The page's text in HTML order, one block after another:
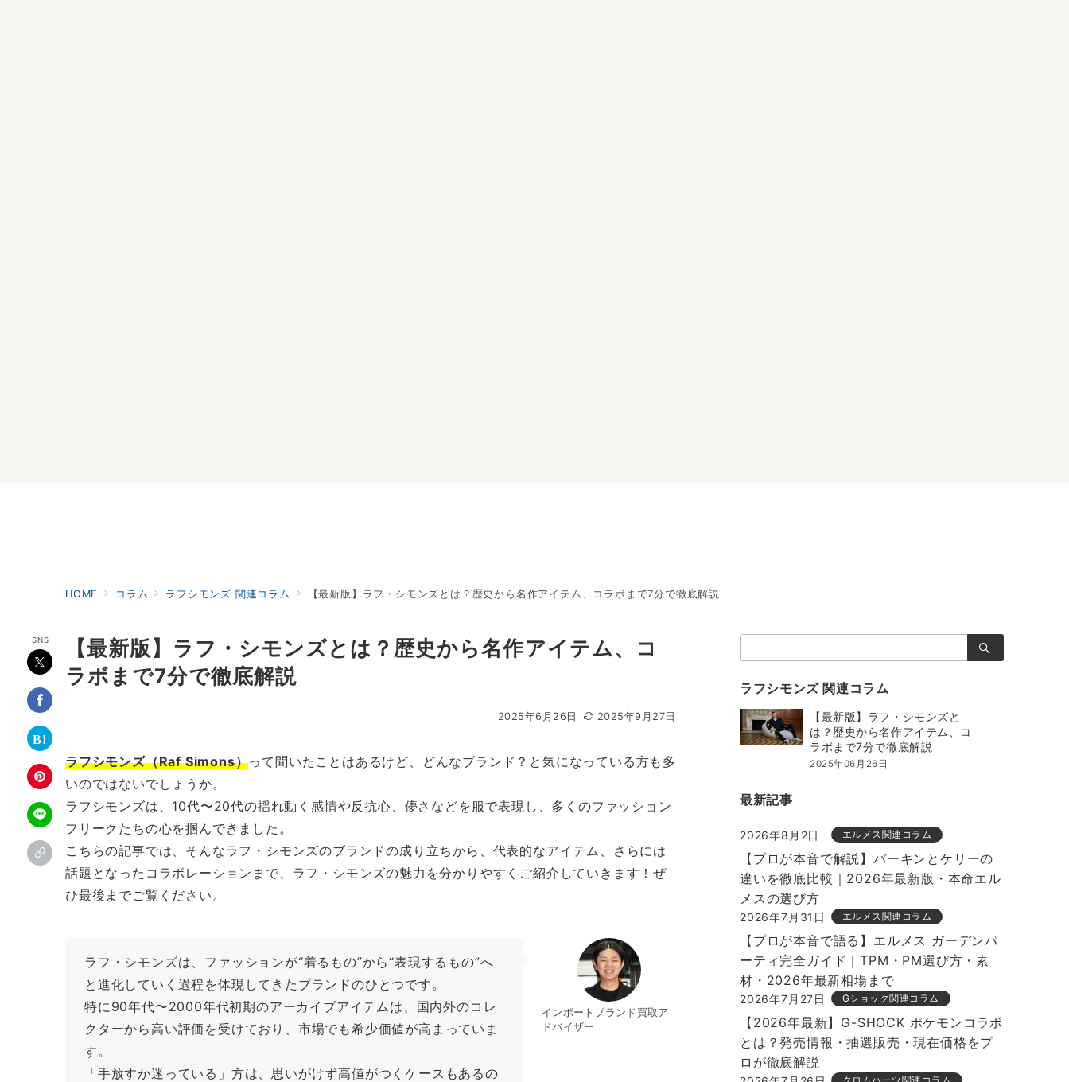
HOME コラム ラフシモンズ 関連コラム 【最新版】ラフ・シモンズとは？歴史から名作アイテム、コラボまで7分で徹底解説
SNS
【最新版】ラフ・シモンズとは？歴史から名作アイテム、コ
ラボまで7分で徹底解説
2025年6月26日 2025年9月27日
ラフシモンズ（Raf Simons）って聞いたことはあるけど、どんなブランド？と気になっている方も多
いのではないでしょうか。
ラフシモンズは、10代〜20代の揺れ動く感情や反抗心、儚さなどを服で表現し、多くのファッション
フリークたちの心を掴んできました。
こちらの記事では、そんなラフ・シモンズのブランドの成り立ちから、代表的なアイテム、さらには
話題となったコラボレーションまで、ラフ・シモンズの魅力を分かりやすくご紹介していきます！ぜ
ひ最後までご覧ください。
インポートブランド買取ア
ドバイザー
ラフ・シモンズは、ファッションが“着るもの”から“表現するもの”へ
と進化していく過程を体現してきたブランドのひとつです。
特に90年代〜2000年代初期のアーカイブアイテムは、国内外のコレ
クターから高い評価を受けており、市場でも希少価値が高まっていま
す。
「手放すか迷っている」方は、思いがけず高値がつくケースもあるの
索：
ラフシモンズ 関連コラム
【最新版】ラフ・シモンズと
は？歴史から名作アイテム、コ
ラボまで7分で徹底解説
2025年06月26日
最新記事
2026年8月2日 エルメス関連コラム
【プロが本音で解説】バーキンとケリーの
違いを徹底比較｜2026年最新版・本命エル
メスの選び方
2026年7月31日 エルメス関連コラム
【プロが本音で語る】エルメス ガーデンパ
ーティ完全ガイド｜TPM・PM選び方・素
材・2026年最新相場まで
2026年7月27日 Gショック関連コラム
【2026年最新】G-SHOCK ポケモンコラボ
とは？発売情報・抽選販売・現在価格をプ
ロが徹底解説